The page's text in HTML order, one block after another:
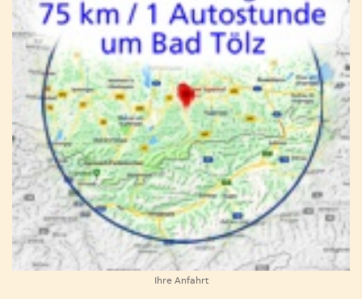
Ihre Anfahrt